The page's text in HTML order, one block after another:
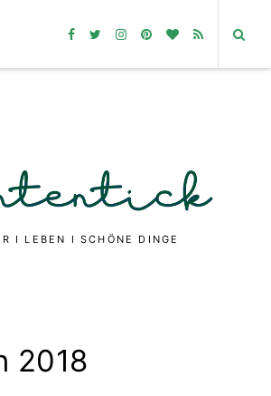
I LEBEN I SCHÖNE DINGE
2018